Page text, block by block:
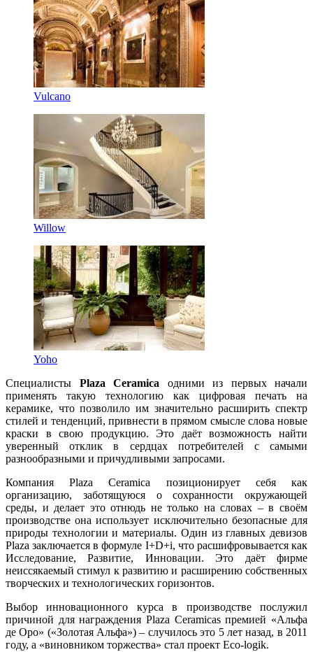
Vulcano
Willow
Yoho
Специалисты Plaza Ceramica одними из первых начали
применять такую технологию как цифровая печать на
керамике, что позволило им значительно расширить спектр
стилей и тенденций, привнести в прямом смысле слова новые
краски в свою продукцию. Это даёт возможность найти
уверенный отклик в сердцах потребителей с самыми
разнообразными и причудливыми запросами.
Компания Plaza Ceramica позиционирует себя как
организацию, заботящуюся о сохранности окружающей
среды, и делает это отнюдь не только на словах – в своём
производстве она использует исключительно безопасные для
природы технологии и материалы. Один из главных девизов
Plaza заключается в формуле I+D+i, что расшифровывается как
Исследование, Развитие, Инновации. Это даёт фирме
неиссякаемый стимул к развитию и расширению собственных
творческих и технологических горизонтов.
Выбор инновационного курса в производстве послужил
причиной для награждения Plaza Ceramicas премией «Альфа
де Оро» («Золотая Альфа») – случилось это 5 лет назад, в 2011
году, а «виновником торжества» стал проект Eco-logik.